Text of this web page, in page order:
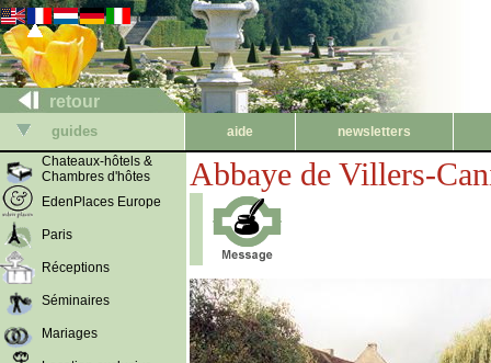
retour
guides aide
newsletters
Chateaux-hôtels &
Chambres d'hôtes
EdenPlaces Europe
Paris
Réceptions
Séminaires
Mariages
Abbaye de Villers-